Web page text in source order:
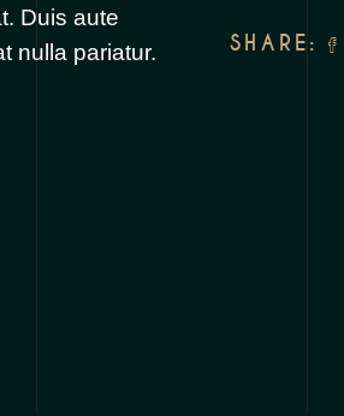
Duis aute
nulla pariatur.
SHARE: